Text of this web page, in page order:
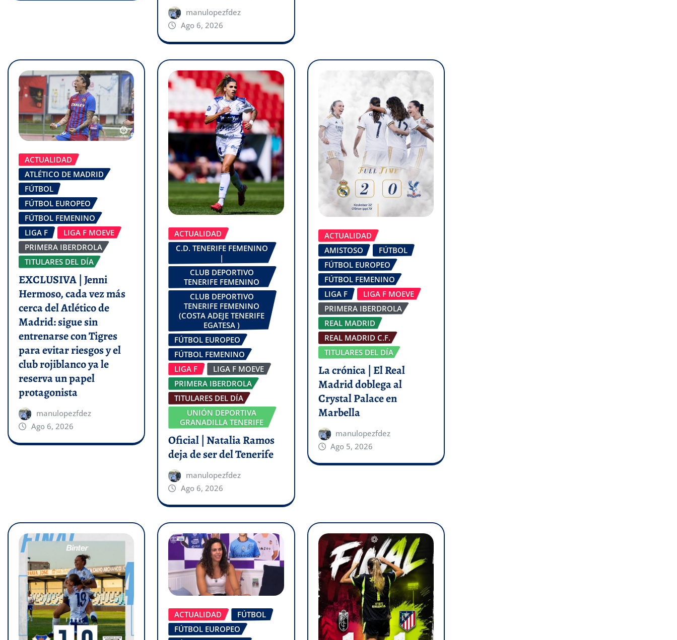
manulopezfdez
Ago 6, 2026
ACTUALIDAD
ATLÉTICO DE MADRID
FÚTBOL
FÚTBOL EUROPEO
FÚTBOL FEMENINO
LIGA F
LIGA F MOEVE
PRIMERA IBERDROLA
TITULARES DEL DÍA
EXCLUSIVA | Jenni
Hermoso, cada vez más
cerca del Atlético de
Madrid: sigue sin
entrenarse con Tigres
para evitar riesgos y el
club rojiblanco ya le
reserva un papel
protagonista
manulopezfdez
Ago 6, 2026
ACTUALIDAD
C.D. TENERIFE FEMENINO
|
CLUB DEPORTIVO
TENERIFE FEMENINO
CLUB DEPORTIVO
TENERIFE FEMENINO
(COSTA ADEJE TENERIFE
EGATESA )
FÚTBOL EUROPEO
FÚTBOL FEMENINO
LIGA F
LIGA F MOEVE
PRIMERA IBERDROLA
TITULARES DEL DÍA
UNIÓN DEPORTIVA
GRANADILLA TENERIFE
Oficial | Natalia Ramos
deja de ser del Tenerife
manulopezfdez
Ago 6, 2026
ACTUALIDAD
AMISTOSO
FÚTBOL
FÚTBOL EUROPEO
FÚTBOL FEMENINO
LIGA F
LIGA F MOEVE
PRIMERA IBERDROLA
REAL MADRID
REAL MADRID C.F.
TITULARES DEL DÍA
La crónica | El Real
Madrid doblega al
Crystal Palace en
Marbella
manulopezfdez
Ago 5, 2026
ACTUALIDAD
FÚTBOL
FÚTBOL EUROPEO